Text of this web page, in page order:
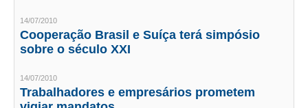
EMPREGO E ESTÁGIO
CARREIRA
AUTÔNOMOS E SERVIÇOS
NEWSLETTER
14/07/2010
Cooperação Brasil e Suíça terá simpósio
sobre o século XXI
14/07/2010
Trabalhadores e empresários prometem